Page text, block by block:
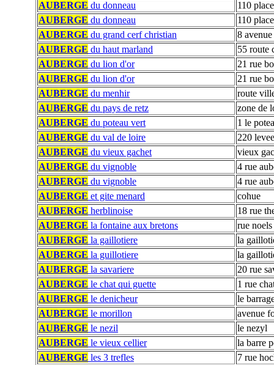
AUBERGE du donneau
110
AUBERGE du donneau
110
AUBERGE du grand cerf christian
8
AUBERGE du haut marland
55 route
AUBERGE du lion d'or
21 rue
AUBERGE du lion d'or
21 rue
AUBERGE du menhir
route
AUBERGE du pays de retz
zone de
AUBERGE du poteau vert
1 le
AUBERGE du val de loire
220
AUBERGE du vieux gachet
vieux
AUBERGE du vignoble
4 rue
AUBERGE du vignoble
4 rue
AUBERGE et gite menard
cohue
AUBERGE herblinoise
18 rue
AUBERGE la fontaine aux bretons
rue noels
AUBERGE la gaillotiere
la
AUBERGE la guillotiere
la
AUBERGE la savariere
20 rue
AUBERGE le chat qui guette
1 rue
AUBERGE le denicheur
le
AUBERGE le morillon
avenue
AUBERGE le nezil
le nezyl
AUBERGE le vieux cellier
la barre
AUBERGE les 3 trefles
7 rue